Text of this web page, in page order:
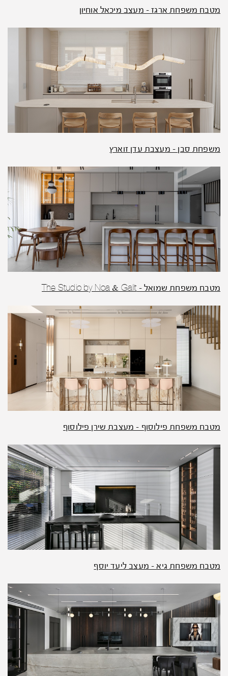
מטבח משפחת ארגז – מעצב מיכאל אוחיון
משפחת סבן – מעצבת עדן זוארץ
מטבח משפחת שמואל – The Studio by Noa & Galit
מטבח משפחת פילוסוף – מעצבת שירן פילוסוף
מטבח משפחת גיא – מעצב ליעד יוסף